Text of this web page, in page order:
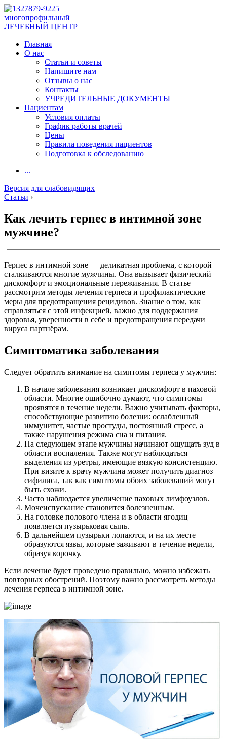
многопрофильный
ЛЕЧЕБНЫЙ ЦЕНТР
Главная
О нас
Статьи и советы
Напишите нам
Отзывы о нас
Контакты
УЧРЕДИТЕЛЬНЫЕ ДОКУМЕНТЫ
Пациентам
Условия оплаты
График работы врачей
Цены
Правила поведения пациентов
Подготовка к обследованию
...
Версия для слабовидящих
Статьи ›
Как лечить герпес в интимной зоне
мужчине?
Герпес в интимной зоне — деликатная проблема, с которой
сталкиваются многие мужчины. Она вызывает физический
дискомфорт и эмоциональные переживания. В статье
рассмотрим методы лечения герпеса и профилактические
меры для предотвращения рецидивов. Знание о том, как
справляться с этой инфекцией, важно для поддержания
здоровья, уверенности в себе и предотвращения передачи
вируса партнёрам.
Симптоматика заболевания
Следует обратить внимание на симптомы герпеса у мужчин:
В начале заболевания возникает дискомфорт в паховой
области. Многие ошибочно думают, что симптомы
проявятся в течение недели. Важно учитывать факторы,
способствующие развитию болезни: ослабленный
иммунитет, частые простуды, постоянный стресс, а
также нарушения режима сна и питания.
На следующем этапе мужчины начинают ощущать зуд в
области воспаления. Также могут наблюдаться
выделения из уретры, имеющие вязкую консистенцию.
При визите к врачу мужчина может получить диагноз
сифилиса, так как симптомы обоих заболеваний могут
быть схожи.
Часто наблюдается увеличение паховых лимфоузлов.
Мочеиспускание становится болезненным.
На головке полового члена и в области ягодиц
появляется пузырьковая сыпь.
В дальнейшем пузырьки лопаются, и на их месте
образуются язвы, которые заживают в течение недели,
образуя корочку.
Если лечение будет проведено правильно, можно избежать
повторных обострений. Поэтому важно рассмотреть методы
лечения герпеса в интимной зоне.